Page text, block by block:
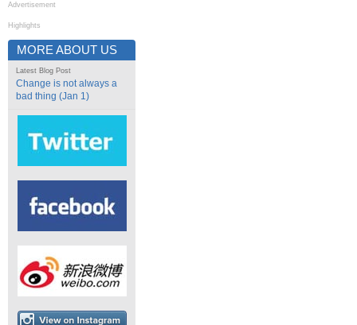
Advertisement
Highlights
MORE ABOUT US
Latest Blog Post
Change is not always a
bad thing (Jan 1)